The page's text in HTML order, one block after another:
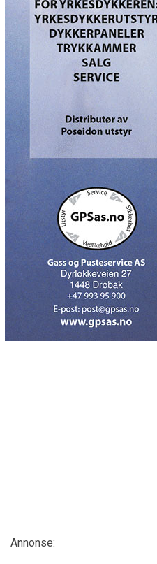
Annonse: